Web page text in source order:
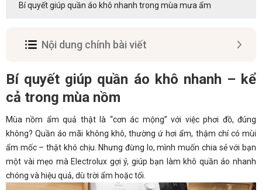
Bí quyết giúp quần áo khô nhanh trong mùa mưa ẩm
Nội dung chính bài viết
Bí quyết giúp quần áo khô nhanh – kể
cả trong mùa nồm
Mùa nồm ẩm quả thật là “cơn ác mộng” với việc phơi đồ, đúng
không? Quần áo mãi không khô, thường ứ hơi ẩm, thậm chí có mùi
ẩm mốc – thật khó chịu. Nhưng đừng lo, mình muốn chia sẻ với bạn
một vài mẹo mà Electrolux gợi ý, giúp bạn làm khô quần áo nhanh
chóng và hiệu quả, dù trời ẩm hoặc tối.